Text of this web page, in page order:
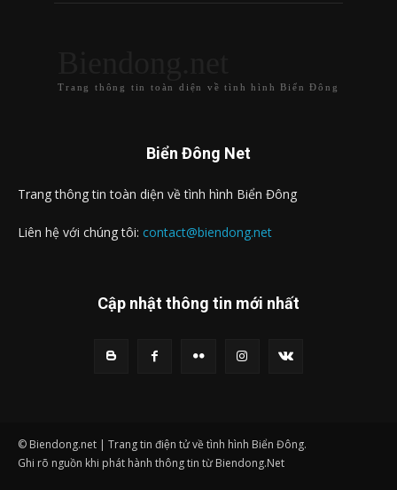
Trang thông tin toàn diện về tình hình Biển Đông
Biển Đông Net
Trang thông tin toàn diện về tình hình Biển Đông
Liên hệ với chúng tôi: contact@biendong.net
Cập nhật thông tin mới nhất
© Biendong.net | Trang tin điện tử về tình hình Biển Đông.
Ghi rõ nguồn khi phát hành thông tin từ Biendong.Net